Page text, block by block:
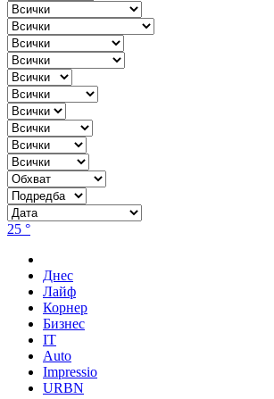
25 °
Днес
Лайф
Корнер
Бизнес
IT
Auto
Impressio
URBN